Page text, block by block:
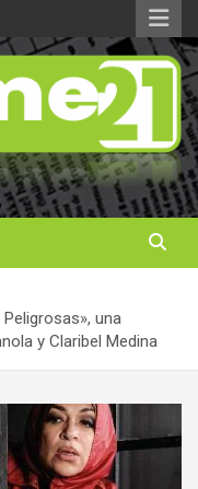
una
y Claribel Medina